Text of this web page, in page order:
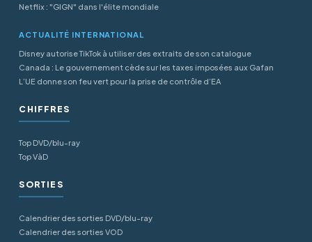
Netflix : "GIGN" dans l'élite mondiale
ACTUALITÉ INTERNATIONAL
Disney autorise TikTok à utiliser des extraits de son catalogue
Canada : Le gouvernement cède sur les taxes imposées aux Gafan
L’UE donne son feu vert pour la prise de contrôle d’EA
CHIFFRES
Top DVD/blu-ray
Top VàD
SORTIES
Calendrier des sorties DVD/blu-ray
Calendrier des sorties VOD